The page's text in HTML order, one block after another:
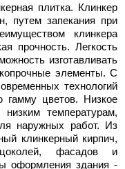
плитка. Клинкер
путем запекания при
клинкера
прочность. Легкость
изготавливать
элементы. С
технологий
гамму цветов. Низкое
температурам,
наружных работ. Из
клинкерный кирпич,
фасадов и
оформления здания -